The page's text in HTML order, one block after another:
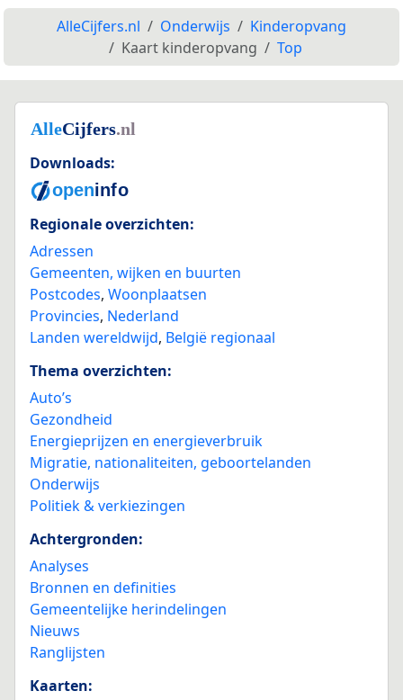
AlleCijfers.nl Onderwijs
Kinderopvang
Kaart kinderopvang
Top
Downloads:
Regionale overzichten:
Adressen
Gemeenten, wijken en buurten
Postcodes, Woonplaatsen
Provincies, Nederland
Landen wereldwijd, België regionaal
Thema overzichten:
Auto’s
Gezondheid
Energieprijzen en energieverbruik
Migratie, nationaliteiten, geboortelanden
Onderwijs
Politiek & verkiezingen
Achtergronden:
Analyses
Bronnen en definities
Gemeentelijke herindelingen
Nieuws
Ranglijsten
Kaarten: